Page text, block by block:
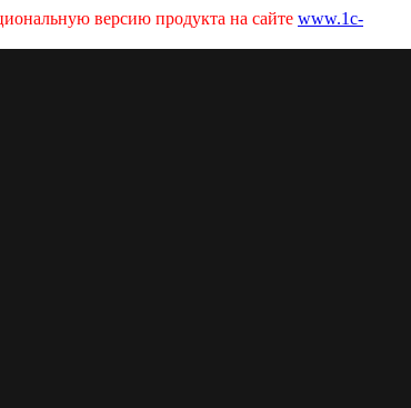
версию продукта на сайте www.1c-